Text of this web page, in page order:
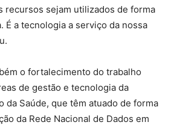
recursos sejam utilizados de forma
É a tecnologia a serviço da nossa
o fortalecimento do trabalho
de gestão e tecnologia da
da Saúde, que têm atuado de forma
da Rede Nacional de Dados em